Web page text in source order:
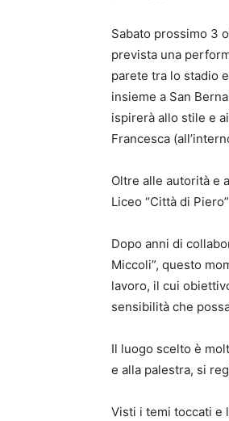
Sabato prossimo 3
prevista una
parete tra lo stadio
insieme a San
ispirerà allo stile e
Francesca
Oltre alle autorità e
Liceo “Città di
Dopo anni di
Miccoli”, questo
lavoro, il cui
sensibilità che
Il luogo scelto è
e alla palestra, si
Visti i temi toccati e